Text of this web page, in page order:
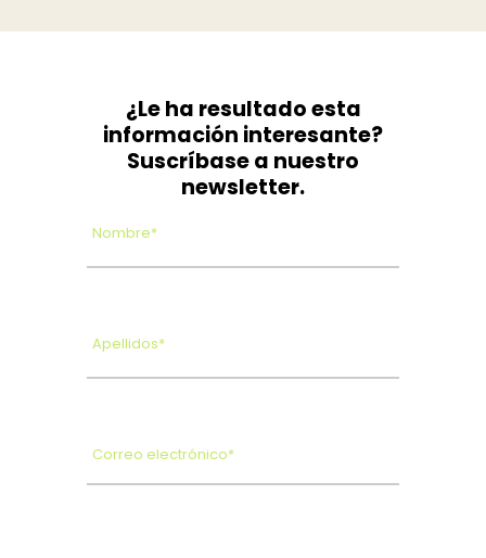
¿Le ha resultado esta
información interesante?
Suscríbase a nuestro
newsletter.
Nombre*
Apellidos*
Correo electrónico*